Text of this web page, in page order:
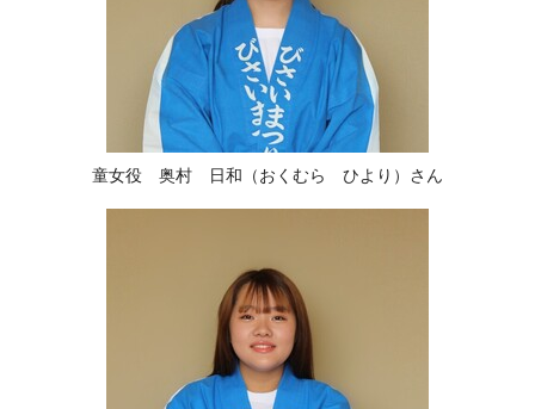
童女役 奥村 日和（おくむら ひより）さん